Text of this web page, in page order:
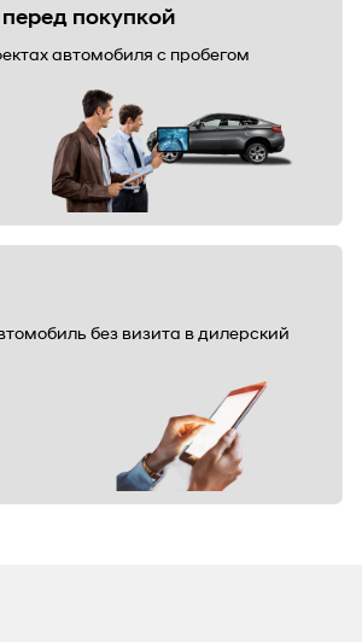
покупкой
автомобиля с пробегом
без визита в дилерский